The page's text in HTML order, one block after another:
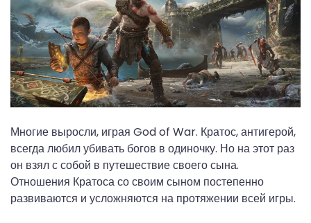
Многие выросли, играя God of War. Кратос, антигерой,
всегда любил убивать богов в одиночку. Но на этот раз
он взял с собой в путешествие своего сына.
Отношения Кратоса со своим сыном постепенно
развиваются и усложняются на протяжении всей игры.